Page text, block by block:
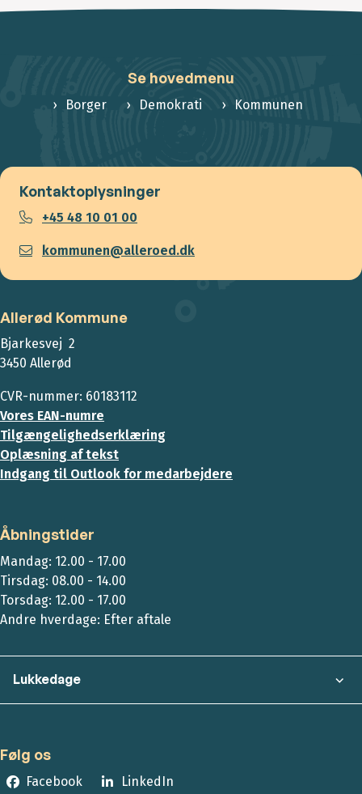
Se hovedmenu
Borger Demokrati Kommunen
Kontaktoplysninger
+45 48 10 01 00
kommunen@alleroed.dk
Allerød Kommune
Bjarkesvej 2
3450 Allerød
CVR-nummer: 60183112
Vores EAN-numre
Tilgængelighedserklæring
Oplæsning af tekst
Indgang til Outlook for medarbejdere
Åbningstider
Mandag: 12.00 - 17.00
Tirsdag: 08.00 - 14.00
Torsdag: 12.00 - 17.00
Andre hverdage: Efter aftale
Lukkedage
Følg os
Facebook LinkedIn